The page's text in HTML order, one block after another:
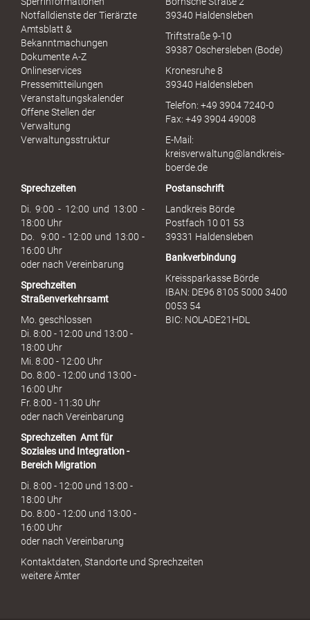
x
u
h
Notfalldienste der Tierärzte
Amtsblatt &
Bekanntmachungen
Dokumente A-Z
Onlineservices
Pressemitteilungen
Veranstaltungskalender
Offene Stellen der
Verwaltung
Verwaltungsstruktur
39340 Haldensleben
Triftstraße 9-10
39387 Oschersleben (Bode)
Kronesruhe 8
39340 Haldensleben
Telefon: +49 3904 7240-0
Fax: +49 3904 49008
E-Mail:
kreisverwaltung@landkreis-
boerde.de
Sprechzeiten
Di. 9:00 - 12:00 und 13:00 -
18:00 Uhr
Do. 9:00 - 12:00 und 13:00 -
16:00 Uhr
oder nach Vereinbarung
Sprechzeiten
Straßenverkehrsamt
Mo. geschlossen
Di. 8:00 - 12:00 und 13:00 -
18:00 Uhr
Mi. 8:00 - 12:00 Uhr
Do. 8:00 - 12:00 und 13:00 -
16:00 Uhr
Fr. 8:00 - 11:30 Uhr
oder nach Vereinbarung
Sprechzeiten Amt für
Soziales und Integration -
Bereich Migration
Di. 8:00 - 12:00 und 13:00 -
18:00 Uhr
Do. 8:00 - 12:00 und 13:00 -
16:00 Uhr
oder nach Vereinbarung
Postanschrift
Landkreis Börde
Postfach 10 01 53
39331 Haldensleben
Bankverbindung
Kreissparkasse Börde
IBAN: DE96 8105 5000 3400
0053 54
BIC: NOLADE21HDL
Kontaktdaten, Standorte und Sprechzeiten
weitere Ämter